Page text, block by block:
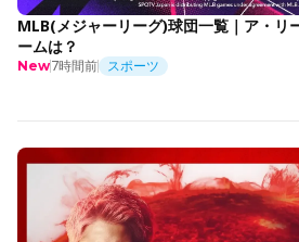
MLB(メジャーリーグ)球団一覧｜ア・リ
ームは？
New7時間前 スポーツ